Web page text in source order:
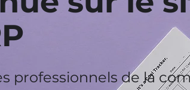
professionnels de la